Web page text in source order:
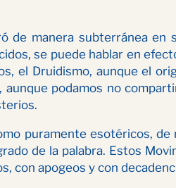
de manera subterránea
se puede hablar en
el Druidismo, aunque el
podamos no
puramente esotéricos,
de la palabra. Estos
con apogeos y con